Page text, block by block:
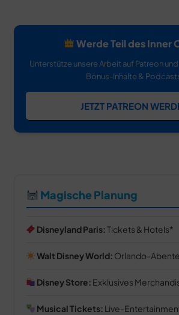
Werde Teil des Inner
Unterstütze unsere Arbeit auf Patreon
Bonus-Inhalte &
JETZT PATREON
Magische Planung
Disneyland Paris:Tickets & Hotels
Walt Disney World: Orlando-
Disney Store: Exklusives
Musical Tickets: Live-